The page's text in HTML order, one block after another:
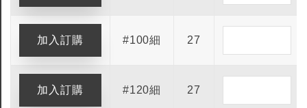
#100細 27
#120細 27